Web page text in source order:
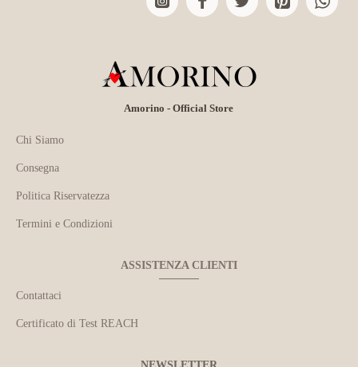
Amorino - Official Store
Chi Siamo
Consegna
Politica Riservatezza
Termini e Condizioni
ASSISTENZA CLIENTI
Contattaci
Certificato di Test REACH